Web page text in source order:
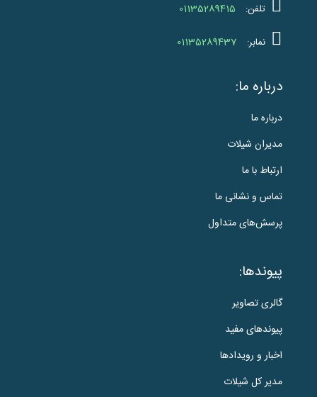
تلفن: 01135289415
نمابر: 01135289437
درباره ما:
درباره ما
مدیران شیلات
ارتباط با ما
تماس و نشانی ما
پرسش‌های متداول
پیوندها:
گالری تصاویر
پیوندهای مفید
اخبار و رویدادها
مدیر کل شیلات